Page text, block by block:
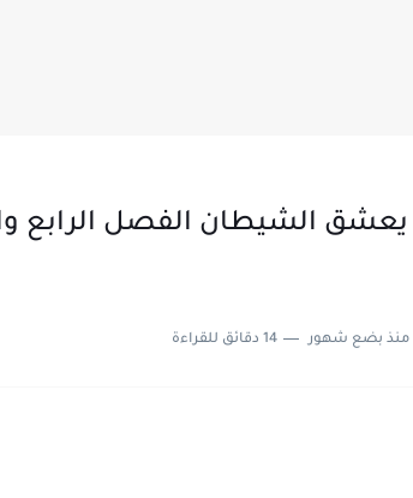
منذ بضع شهور 14 دقائق للقراءة